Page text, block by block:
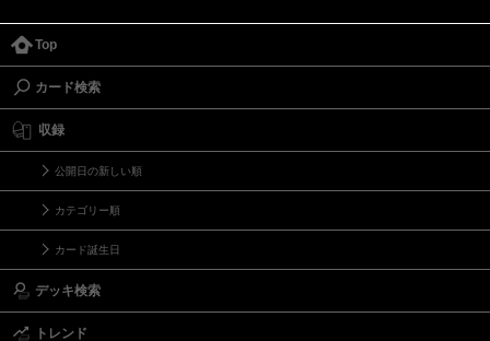
Top
カード検索
収録
公開日の新しい順
カテゴリー順
カード誕生日
デッキ検索
トレンド